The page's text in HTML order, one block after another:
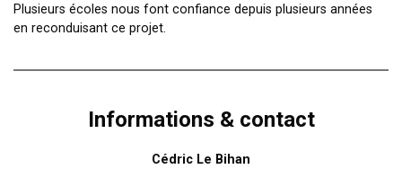
Plusieurs écoles nous font confiance depuis plusieurs années
en reconduisant ce projet.
Informations & contact
Cédric Le Bihan